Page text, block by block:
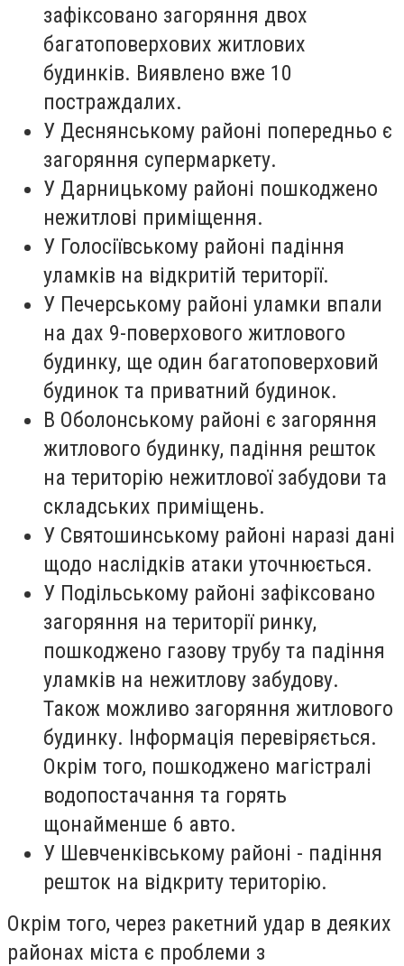
зафіксовано загоряння двох
багатоповерхових житлових
будинків. Виявлено вже 10
постраждалих.
У Деснянському районі попередньо є
загоряння супермаркету.
У Дарницькому районі пошкоджено
нежитлові приміщення.
У Голосіївському районі падіння
уламків на відкритій території.
У Печерському районі уламки впали
на дах 9-поверхового житлового
будинку, ще один багатоповерховий
будинок та приватний будинок.
В Оболонському районі є загоряння
житлового будинку, падіння решток
на територію нежитлової забудови та
складських приміщень.
У Святошинському районі наразі дані
щодо наслідків атаки уточнюється.
У Подільському районі зафіксовано
загоряння на території ринку,
пошкоджено газову трубу та падіння
уламків на нежитлову забудову.
Також можливо загоряння житлового
будинку. Інформація перевіряється.
Окрім того, пошкоджено магістралі
водопостачання та горять
щонайменше 6 авто.
У Шевченківському районі - падіння
решток на відкриту територію.
Окрім того, через ракетний удар в деяких
районах міста є проблеми з